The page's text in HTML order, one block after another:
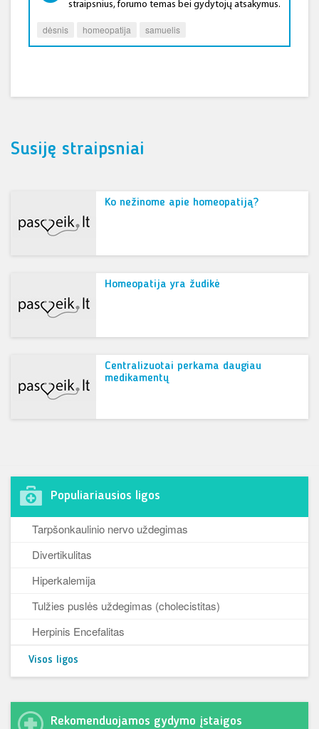
straipsnius, forumo temas bei gydytojų atsakymus.
dėsnis homeopatija samuelis
Susiję straipsniai
Ko nežinome apie homeopatiją?
Homeopatija yra žudikė
Centralizuotai perkama daugiau
medikamentų
Populiariausios ligos
Tarpšonkaulinio nervo uždegimas
Divertikulitas
Hiperkalemija
Tulžies puslės uždegimas (cholecistitas)
Herpinis Encefalitas
Visos ligos
Rekomenduojamos gydymo įstaigos